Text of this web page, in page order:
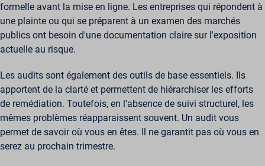
formelle avant la mise en ligne. Les entreprises qui répondent à
une plainte ou qui se préparent à un examen des marchés
publics ont besoin d'une documentation claire sur l'exposition
actuelle au risque.
Les audits sont également des outils de base essentiels. Ils
apportent de la clarté et permettent de hiérarchiser les efforts
de remédiation. Toutefois, en l'absence de suivi structurel, les
mêmes problèmes réapparaissent souvent. Un audit vous
permet de savoir où vous en êtes. Il ne garantit pas où vous en
serez au prochain trimestre.